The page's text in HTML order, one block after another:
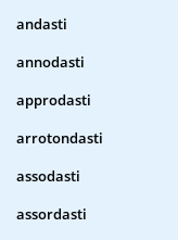
andasti
annodasti
approdasti
arrotondasti
assodasti
assordasti